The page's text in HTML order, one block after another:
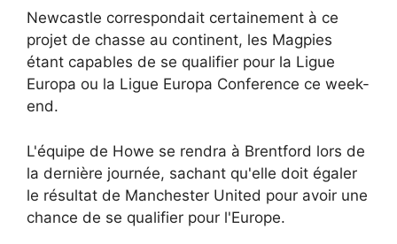
Newcastle correspondait certainement à ce
projet de chasse au continent, les Magpies
étant capables de se qualifier pour la Ligue
Europa ou la Ligue Europa Conference ce week-
end.
L'équipe de Howe se rendra à Brentford lors de
la dernière journée, sachant qu'elle doit égaler
le résultat de Manchester United pour avoir une
chance de se qualifier pour l'Europe.